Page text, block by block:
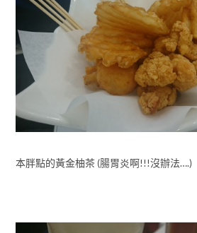
本胖點的黃金柚茶 (腸胃炎啊!!!沒辦法….)